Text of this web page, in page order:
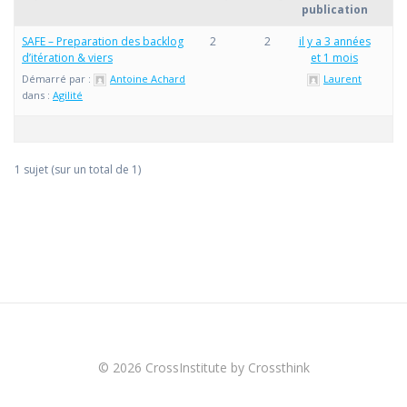
publication
SAFE – Preparation des backlog
d’itération & viers
Démarré par :
Antoine Achard
dans : Agilité
2 2
il y a 3 années
et 1 mois
Laurent
1 sujet (sur un total de 1)
© 2026 CrossInstitute by Crossthink